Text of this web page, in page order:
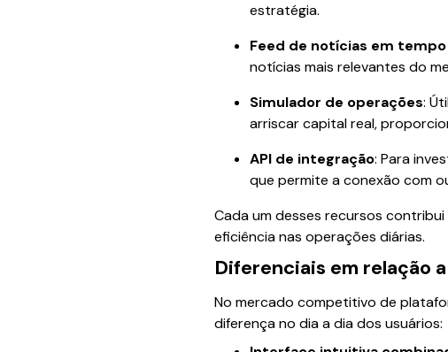
estratégia.
Feed de notícias em
notícias mais relevantes do
Simulador de operações:
arriscar capital real,
API de integração: Para
que permite a conexão com
Cada um desses recursos
eficiência nas operações diárias.
Diferenciais em relação
No mercado competitivo de
diferença no dia a dia dos usuários: